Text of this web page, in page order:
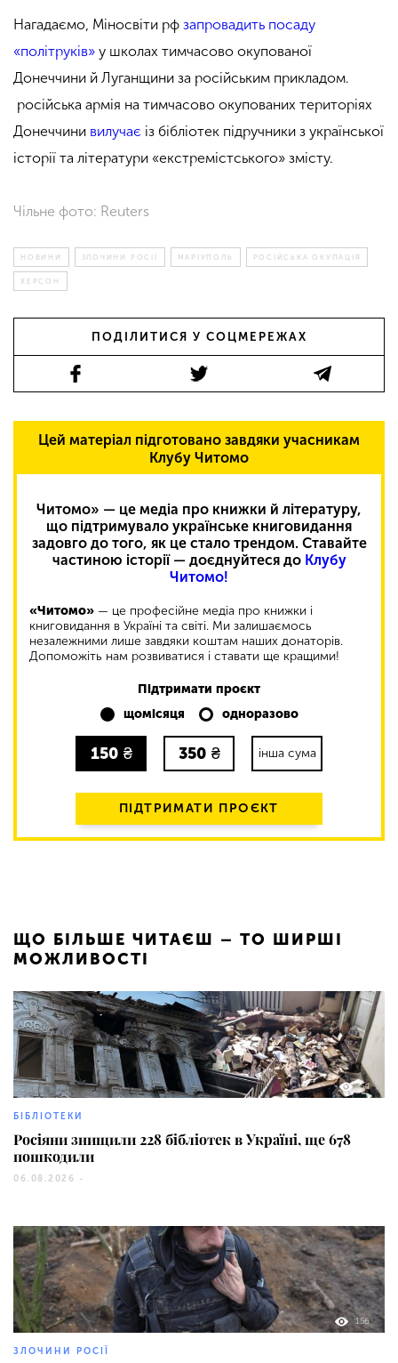
Нагадаємо, Міносвіти рф запровадить посаду
«політруків» у школах тимчасово окупованої
Донеччини й Луганщини за російським прикладом.
російська армія на тимчасово окупованих територіях
Донеччини вилучає із бібліотек підручники з української
історії та літератури «екстремістського» змісту.
Чільне фото: Reuters
НОВИНИ ЗЛОЧИНИ РОСІЇ МАРІУПОЛЬ РОСІЙСЬКА ОКУПАЦІЯ
ХЕРСОН
ПОДІЛИТИСЯ У СОЦМЕРЕЖАХ
Цей матеріал підготовано завдяки учасникам
Клубу Читомо
Читомо» — це медіа про книжки й літературу,
що підтримувало українське книговидання
задовго до того, як це стало трендом. Ставайте
частиною історії — доєднуйтеся до Клубу
Читомо!
«Читомо» — це професійне медіа про книжки і
книговидання в Україні та світі. Ми залишаємось
незалежними лише завдяки коштам наших донаторів.
Допоможіть нам розвиватися і ставати ще кращими!
Підтримати проєкт
щомісяця
одноразово
150 ₴ 350 ₴ інша сума
ПІДТРИМАТИ ПРОЄКТ
ЩО БІЛЬШЕ ЧИТАЄШ – ТО ШИРШІ
МОЖЛИВОСТІ
54
БІБЛІОТЕКИ
Росіяни знищили 228 бібліотек в Україні, ще 678
пошкодили
06.08.2026 -
156
ЗЛОЧИНИ РОСІЇ